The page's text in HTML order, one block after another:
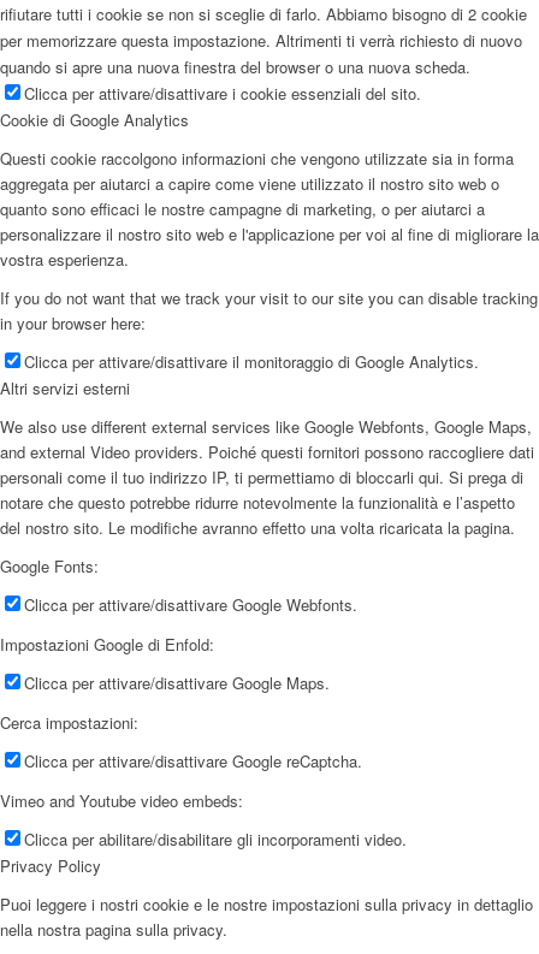
rifiutare tutti i cookie se non si sceglie di farlo. Abbiamo bisogno di 2 cookie
per memorizzare questa impostazione. Altrimenti ti verrà richiesto di nuovo
quando si apre una nuova finestra del browser o una nuova scheda.
Clicca per attivare/disattivare i cookie essenziali del sito.
Cookie di Google Analytics
Questi cookie raccolgono informazioni che vengono utilizzate sia in forma
aggregata per aiutarci a capire come viene utilizzato il nostro sito web o
quanto sono efficaci le nostre campagne di marketing, o per aiutarci a
personalizzare il nostro sito web e l'applicazione per voi al fine di migliorare la
vostra esperienza.
If you do not want that we track your visit to our site you can disable tracking
in your browser here:
Clicca per attivare/disattivare il monitoraggio di Google Analytics.
Altri servizi esterni
We also use different external services like Google Webfonts, Google Maps,
and external Video providers. Poiché questi fornitori possono raccogliere dati
personali come il tuo indirizzo IP, ti permettiamo di bloccarli qui. Si prega di
notare che questo potrebbe ridurre notevolmente la funzionalità e l’aspetto
del nostro sito. Le modifiche avranno effetto una volta ricaricata la pagina.
Google Fonts:
Clicca per attivare/disattivare Google Webfonts.
Impostazioni Google di Enfold:
Clicca per attivare/disattivare Google Maps.
Cerca impostazioni:
Clicca per attivare/disattivare Google reCaptcha.
Vimeo and Youtube video embeds:
Clicca per abilitare/disabilitare gli incorporamenti video.
Privacy Policy
Puoi leggere i nostri cookie e le nostre impostazioni sulla privacy in dettaglio
nella nostra pagina sulla privacy.